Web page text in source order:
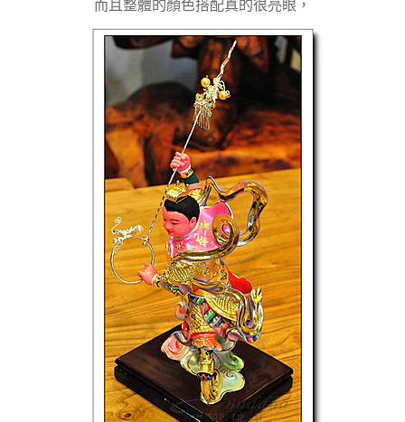
而且整體的顏色搭配真的很亮眼，